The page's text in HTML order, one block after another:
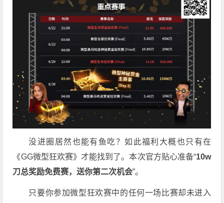
没进圈居然也能有鱼吃？如此福利大概也只有在
《GG微型狂欢赛》才能找到了。本次官方贴心准备“10w
刀总奖励免费赛，送你第二次机会”。
只要你参加微型狂欢赛中的任何一场比赛却未进入